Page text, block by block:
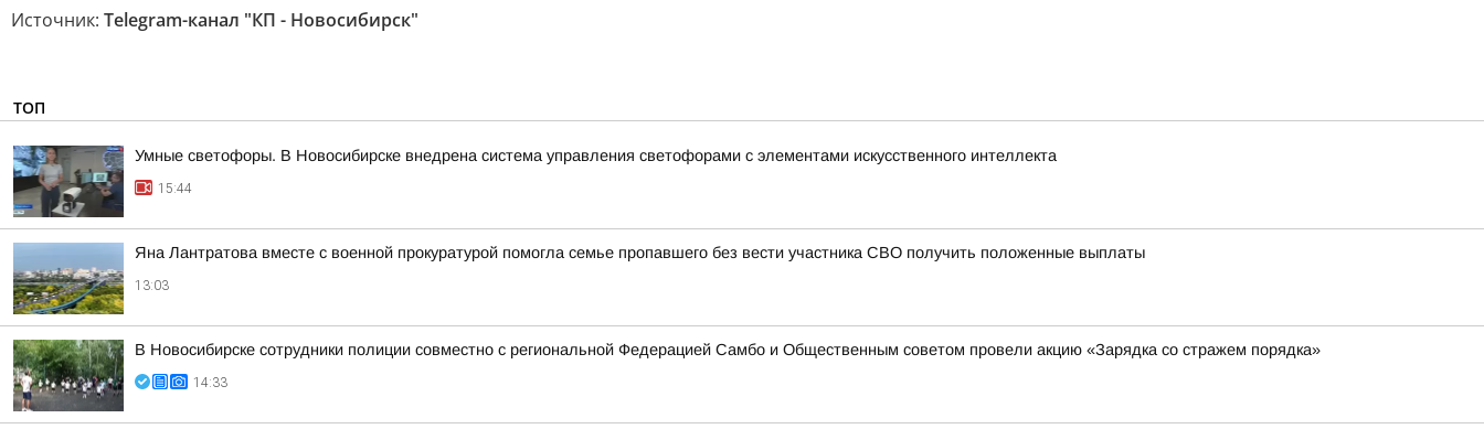
Источник: Telegram-канал "КП - Новосибирск"
ТОП
Умные светофоры. В Новосибирске внедрена система управления светофорами с элементами искусственного интеллекта
15:44
Яна Лантратова вместе с военной прокуратурой помогла семье пропавшего без вести участника СВО получить положенные выплаты
13:03
В Новосибирске сотрудники полиции совместно с региональной Федерацией Самбо и Общественным советом провели акцию «Зарядка со стражем порядка»
14:33